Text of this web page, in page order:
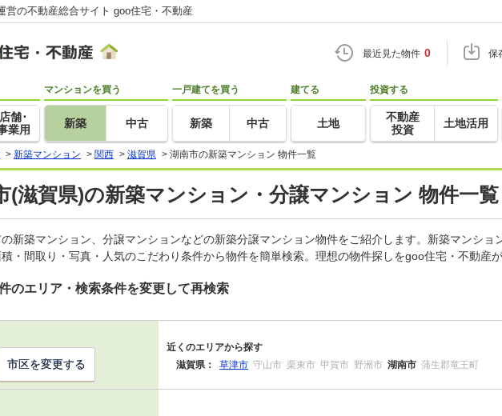
営の不動産総合サイト goo住宅・不動産
最近見た物件 0 保
店舗･
業用
マンションを買う
新築 中古
一戸建てを買う
新築 中古
建てる
土地
投資する
不動産
投資
土地活用
> 新築マンション > 関西 > 滋賀県 > 湖南市の新築マンション 物件一覧
(滋賀県)の新築マンション・分譲マンション 物件一覧
新築マンション、分譲マンションなどの新築分譲マンション物件をご紹介します。新築マンシ
・間取り・写真・人気のこだわり条件から物件を簡単検索。理想の物件探しをgoo住宅・不動産
のエリア・検索条件を変更して再検索
近くのエリアから探す
滋賀県：
草津市 守山市 栗東市 甲賀市 野洲市 湖南市 蒲生郡竜王町
市区を変更する